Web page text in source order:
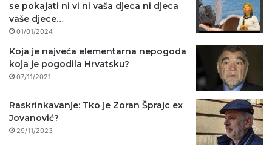
se pokajati ni vi ni vaša djeca ni djeca
vaše djece…
01/01/2024
Koja je najveća elementarna nepogoda
koja je pogodila Hrvatsku?
07/11/2021
Raskrinkavanje: Tko je Zoran Šprajc ex
Jovanović?
29/11/2023